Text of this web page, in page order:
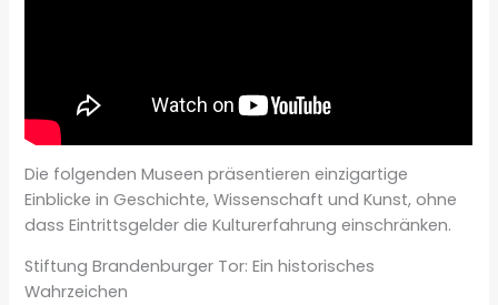
Die folgenden Museen präsentieren einzigartige
Einblicke in Geschichte, Wissenschaft und Kunst, ohne
dass Eintrittsgelder die Kulturerfahrung einschränken.
Stiftung Brandenburger Tor: Ein historisches
Wahrzeichen